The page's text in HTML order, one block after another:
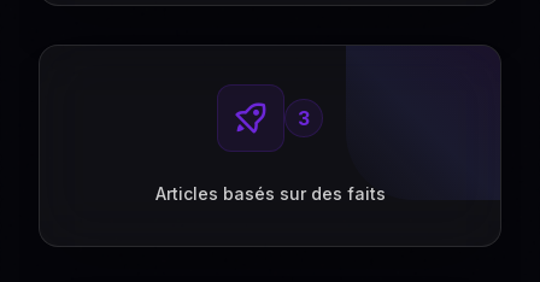
3
Articles basés sur des faits